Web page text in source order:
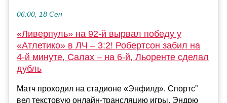
06:00, 18 Сен
«Ливерпуль» на 92-й вырвал победу у
«Атлетико» в ЛЧ – 3:2! Робертсон забил на
4-й минуте, Салах – на 6-й, Льоренте сделал
дубль
Матч проходил на стадионе «Энфилд». Спортс”
вел текстовую онлайн-трансляцию игры. Эндрю